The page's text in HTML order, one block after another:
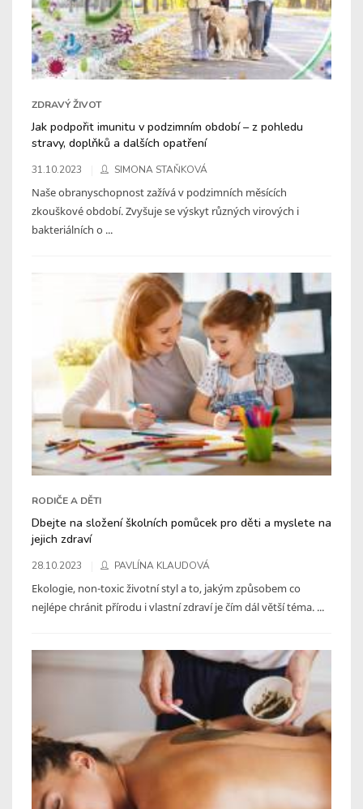
ZDRAVÝ ŽIVOT
Jak podpořit imunitu v podzimním období – z pohledu
stravy, doplňků a dalších opatření
31.10.2023 SIMONA STAŇKOVÁ
Naše obranyschopnost zažívá v podzimních měsících
zkouškové období. Zvyšuje se výskyt různých virových i
bakteriálních o ...
RODIČE A DĚTI
Dbejte na složení školních pomůcek pro děti a myslete na
jejich zdraví
28.10.2023 PAVLÍNA KLAUDOVÁ
Ekologie, non-toxic životní styl a to, jakým způsobem co
nejlépe chránit přírodu i vlastní zdraví je čím dál větší téma. ...